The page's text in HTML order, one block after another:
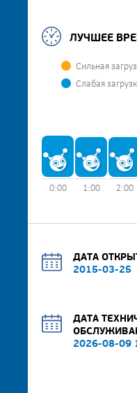
ЛУЧШЕЕ
Сильная
Слабая
0:00 1:00 2:00
ДАТА
2015-03-25
ДАТА
2026-08-09